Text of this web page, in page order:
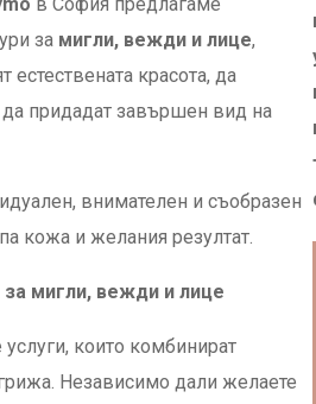
в София предлагаме
за мигли, вежди и лице,
естествената красота, да
придадат завършен вид на
внимателен и съобразен
кожа и желания резултат.
мигли, вежди и лице
които комбинират
Независимо дали желаете